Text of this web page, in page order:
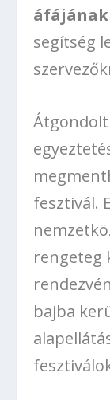
áfájának
segítség
fesztivál.
rengeteg
bajba